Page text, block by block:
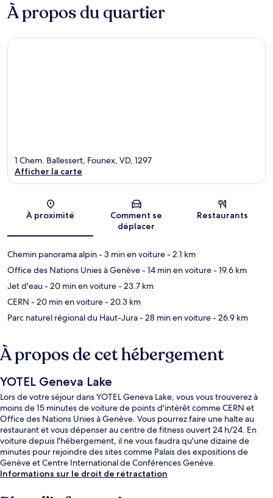
À propos du quartier
Carte
1 Chem. Ballessert, Founex, VD, 1297
Afficher la carte
À proximité
Comment se
déplacer
Restaurants
Chemin panorama alpin- 3 min en voiture- 2.1 km
Office des Nations Unies à Genève- 14 min en voiture- 19.6 km
Jet d'eau- 20 min en voiture- 23.7 km
CERN - 20 min en voiture- 20.3 km
Parc naturel régional du Haut-Jura- 28 min en voiture- 26.9 km
À propos de cet hébergement
YOTEL Geneva Lake
Lors de votre séjour dans YOTEL Geneva Lake, vous vous trouverez à
moins de 15 minutes de voiture de points d'intérêt comme CERN et
Office des Nations Unies à Genève. Vous pourrez faire une halte au
restaurant et vous dépenser au centre de fitness ouvert 24 h/24. En
voiture depuis l'hébergement, il ne vous faudra qu'une dizaine de
minutes pour rejoindre des sites comme Palais des expositions de
Genève et Centre International de Conférences Genève.
Informations sur le droit de rétractation